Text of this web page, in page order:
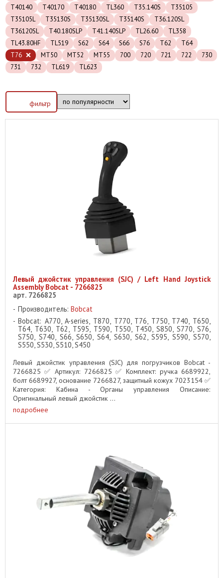
T40140
T40170 T40180 TL360 T35.140S
T35105
T35105L
T35130S T35130SL T35140S
T36.120SL
T36120SL
T40.180SLP T41.140SLP TL26.60
TL358
TL43.80HF
TL519 S62 S64 S66 S76 T62
T64
T76
MT50 MT52 MT55 700 720 721 722
730
731
732 TL619 TL623
фильтр
Левый джойстик управления (SJC) / Left Hand Joystick
Assembly Bobcat - 7266825
арт. 7266825
Производитель: Bobcat
Bobcat: A770, A-series, T870, T770, T76, T750, T740, T650,
T64, T630, T62, T595, T590, T550, T450, S850, S770, S76,
S750, S740, S66, S650, S64, S630, S62, S595, S590, S570,
S550, S530, S510, S450
Левый джойстик управления (SJC) для погрузчиков Bobcat -
7266825 ✅ Артикул: 7266825 ✅ Комплект: ручка 6689922,
болт 6689927, основание 7266827, защитный кожух 7023154 ✅
Категория: Кабина - Органы управления Описание:
Оригинальный левый джойстик ...
подробнее